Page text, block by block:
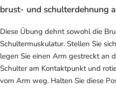
brust- und schulterdehnung
Diese Übung dehnt sowohl die
Schultermuskulatur. Stellen Sie
legen Sie einen Arm gestreckt an
Schulter am Kontaktpunkt und
vom Arm weg. Halten Sie diese